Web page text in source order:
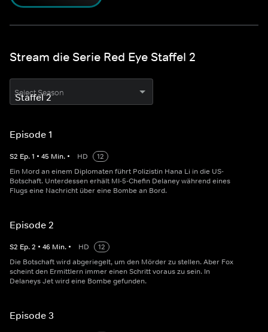
Stream die Serie Red Eye Staffel 2
Select Season
Episode 1
S2 Ep.1 • 45 Min. • HD
12
Ein Mord an einem Diplomaten führt Polizistin Hana Li in die US-
Botschaft. Unterdessen erhält MI-5-Chefin Delaney während eines
Flugs eine Nachricht über eine Bombe an Bord.
Episode 2
S2 Ep.2 • 46 Min. • HD
12
Die Botschaft wird abgeriegelt, um den Mörder zu stellen. Aber Fox
scheint den Ermittlern immer einen Schritt voraus zu sein. In
Delaneys Jet wird eine Bombe gefunden.
Episode 3